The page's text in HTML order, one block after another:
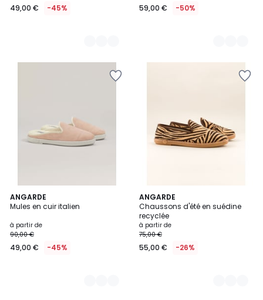
49,00 € -45% 59,00 € -50%
ANGARDE
Mules en cuir italien
à partir de
90,00 €
49,00 € -45%
5
Couleurs
ANGARDE
Chaussons d'été en suédine
recyclée
à partir de
75,00 €
55,00 € -26%
2
Couleurs